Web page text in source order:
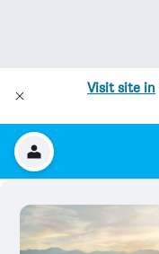
Visit site in